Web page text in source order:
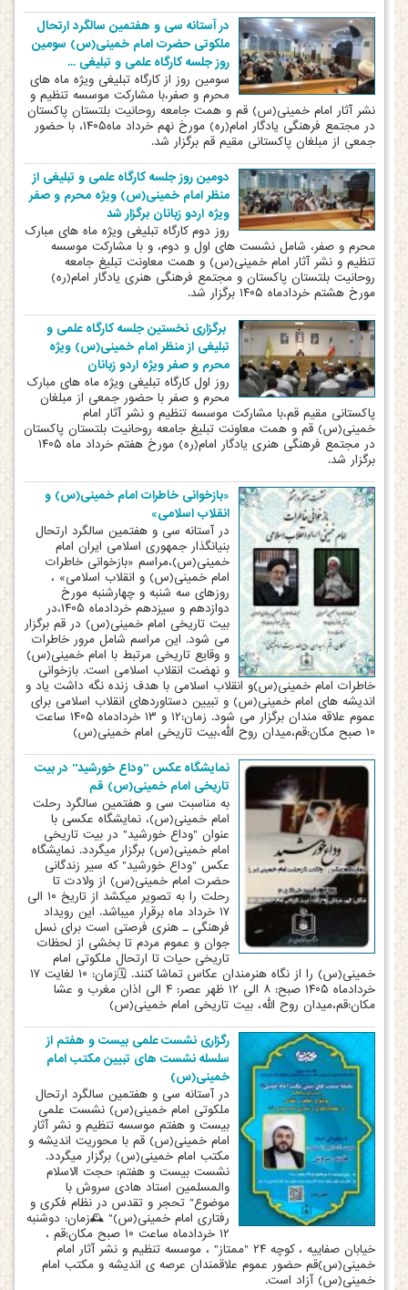
در آستانه سی و هفتمین سالگرد ارتحال
ملکوتی حضرت امام خمینی(س) سومین
روز جلسه کارگاه علمی و تبلیغی ...
️سومین روز از کارگاه تبلیغی ویژه ماه های
محرم و صفر،با مشارکت موسسه تنظیم و
نشر آثار امام خمینی(س) قم و همت جامعه روحانیت بلتستان پاکستان
در مجتمع فرهنگی یادگار امام(ره) مورخ نهم خرداد ماه۱۴۰۵، با حضور
جمعی از مبلغان پاکستانی مقیم قم برگزار شد.
دومین روز جلسه کارگاه علمی و تبلیغی از
منظر امام خمینی(س) ویژه محرم و صفر
ویژه اردو زبانان برگزار شد
️روز دوم کارگاه تبلیغی ویژه ماه های مبارک
محرم و صفر، شامل نشست های اول و دوم، و با مشارکت موسسه
تنظیم و نشر آثار امام خمینی(س) و همت معاونت تبلیغ جامعه
روحانیت بلتستان پاکستان و مجتمع فرهنگی هنری یادگار امام(ره)
مورخ هشتم خردادماه ۱۴۰۵ برگزار شد.
️ برگزاری نخستین جلسه کارگاه علمی و
تبلیغی از منظر امام خمینی(س) ویژه
محرم و صفر ویژه اردو زبانان
روز اول کارگاه تبلیغی ویژه ماه های مبارک
محرم و صفر با حضور جمعی از مبلغان
پاکستانی مقیم قم،با مشارکت موسسه تنظیم و نشر آثار امام
خمینی(س) قم و همت معاونت تبلیغ جامعه روحانیت بلتستان پاکستان
در مجتمع فرهنگی هنری یادگار امام(ره) مورخ هفتم خرداد ماه ۱۴۰۵
برگزار شد.
«بازخوانی خاطرات امام خمینی(س) و
انقلاب اسلامی»
در آستانه سی و هفتمین سالگرد ارتحال
بنیانگذار جمهوری اسلامی ایران امام
خمینی(س)،مراسم «بازخوانی خاطرات
امام خمینی(س) و انقلاب اسلامی» ،
روزهای سه شنبه و چهارشنبه مورخ
دوازدهم و سیزدهم خردادماه ۱۴۰۵،در
بیت تاریخی امام خمینی(س) در قم برگزار
می شود. این مراسم شامل مرور خاطرات
و وقایع تاریخی مرتبط با امام خمینی(س)
و نهضت انقلاب اسلامی است. بازخوانی
خاطرات امام خمینی(س)و انقلاب اسلامی با هدف زنده نگه داشت یاد و
اندیشه های امام خمینی(س) و تبیین دستاوردهای انقلاب اسلامی برای
عموم علاقه مندان برگزار می شود. زمان:۱۲ و ۱۳ خردادماه ۱۴۰۵ ساعت
۱۰ صبح مکان:قم،میدان روح الله،بیت تاریخی امام خمینی(س)
نمایشگاه عکس "وداع خورشید" در بیت
تاریخی امام خمینی(س) قم
به مناسبت سی و هفتمین سالگرد رحلت
امام خمینی(س)، نمایشگاه عکسی با
عنوان "وداع خورشید" در بیت تاریخی
امام خمینی(س) برگزار میگردد. نمایشگاه
عکس "وداع خورشید" که سیر زندگانی
حضرت امام خمینی(س) از ولادت تا
رحلت را به تصویر میکشد از تاریخ ۱۰ الی
۱۷ خرداد ماه برقرار میباشد. این رویداد
فرهنگی ـ هنری فرصتی است برای نسل
جوان و عموم مردم تا بخشی از لحظات
تاریخی حیات تا ارتحال ملکوتی امام
خمینی(س) را از نگاه هنرمندان عکاس تماشا کنند. 🗓زمان: ۱۰ لغایت ۱۷
خردادماه ۱۴۰۵ صبح: ۸ الی ۱۲ ظهر عصر: ۴ الی اذان مغرب و عشا
مکان:قم،میدان روح الله، بیت تاریخی امام خمینی(س)
رگزاری نشست علمی بیست و هفتم از
سلسله نشست های تبیین مکتب امام
خمینی(س)
در آستانه سی و هفتمین سالگرد ارتحال
ملکوتی امام خمینی(س) نشست علمی
بیست و هفتم موسسه تنظیم و نشر آثار
امام خمینی(س) قم با محوریت اندیشه و
مکتب امام خمینی(س) برگزار میگردد.
نشست بیست و هفتم: حجت الاسلام
والمسلمین استاد هادی سروش با
موضوع" تحجر و تقدس در نظام فکری و
رفتاری امام خمینی(س)" 🕰زمان: دوشنبه
۱۲ خردادماه ساعت ۱۰ صبح مکان:قم ،
خیابان صفاییه ، کوچه ۲۴ "ممتاز" ، موسسه تنظیم و نشر آثار امام
خمینی(س)قم حضور عموم علاقمندان عرصه ی اندیشه و مکتب امام
خمینی(س) آزاد است.